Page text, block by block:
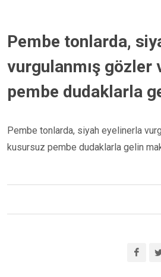
Pembe tonlarda,
vurgulanmış gözler
pembe dudaklarla
Pembe tonlarda, siyah eyelinerla
kusursuz pembe dudaklarla gelin